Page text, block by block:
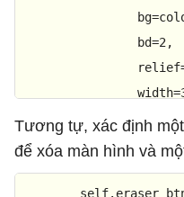
                bd=
2 ,
                width=
if i == 4:
Tương tự, xác định
để xóa màn hình và